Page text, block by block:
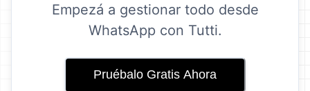
Empezá a gestionar todo desde
WhatsApp con Tutti.
Pruébalo Gratis Ahora